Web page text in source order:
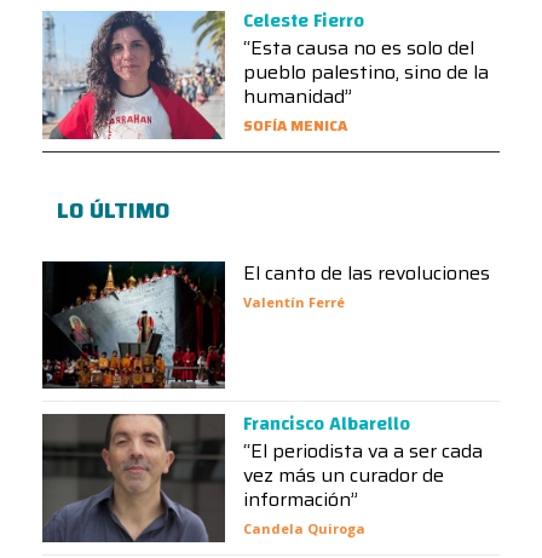
Celeste Fierro
“Esta causa no es solo del
pueblo palestino, sino de la
humanidad”
SOFÍA MENICA
LO ÚLTIMO
El canto de las revoluciones
Valentín Ferré
Francisco Albarello
“El periodista va a ser cada
vez más un curador de
información”
Candela Quiroga